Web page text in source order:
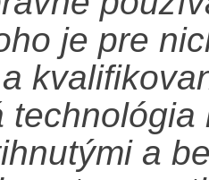
je pre
a